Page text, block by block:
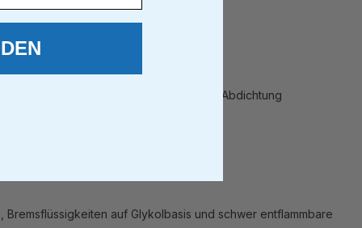
entsteht kein Passungsrost; auch zur Abdichtung
auf Glykolbasis und schwer entflammbare